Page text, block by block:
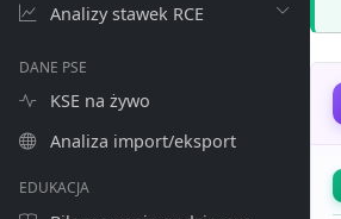
Analizy stawek RCE
DANE PSE
KSE na żywo
Analiza import/eksport
EDUKACJA